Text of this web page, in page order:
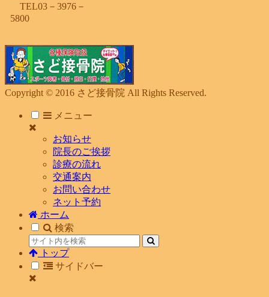
TEL03－3976－
5800
Copyright © 2016 さど接骨院 All Rights Reserved.
メニュー
お知らせ
院長のご挨拶
診療の流れ
交通案内
お問い合わせ
ネット予約
ホーム
検索
トップ
サイドバー